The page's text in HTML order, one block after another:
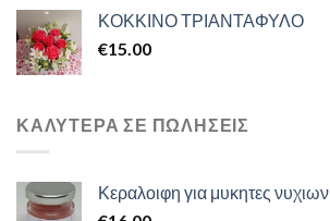
ΚΟΚΚΙΝΟ ΤΡΙΑΝΤΑΦΥΛΟ
€15.00
ΚΑΛΥΤΕΡΑ ΣΕ ΠΩΛΗΣΕΙΣ
Κεραλοιφη για μυκητες νυχιων